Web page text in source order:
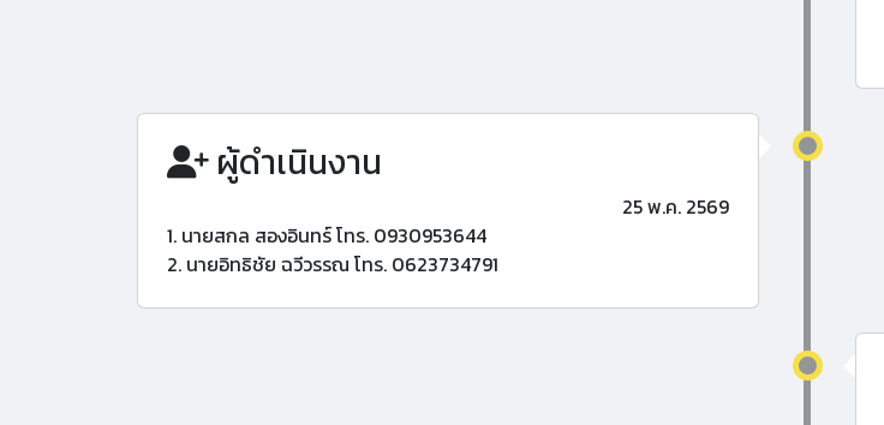
ผู้ดำเนินงาน
25 พ.ค. 2569
1. นายสกล สองอินทร์ โทร. 0930953644
2. นายอิทธิชัย ฉวีวรรณ โทร. 0623734791